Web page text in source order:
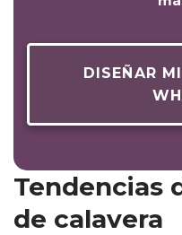
DISEÑAR
Tendencias
de calavera